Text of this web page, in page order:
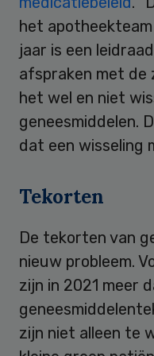
het
jaar is een
afspraken met de
het wel en niet
geneesmiddelen.
dat een wisseling
Tekorten
De tekorten van
nieuw probleem.
zijn in 2021 meer
zijn niet alleen te